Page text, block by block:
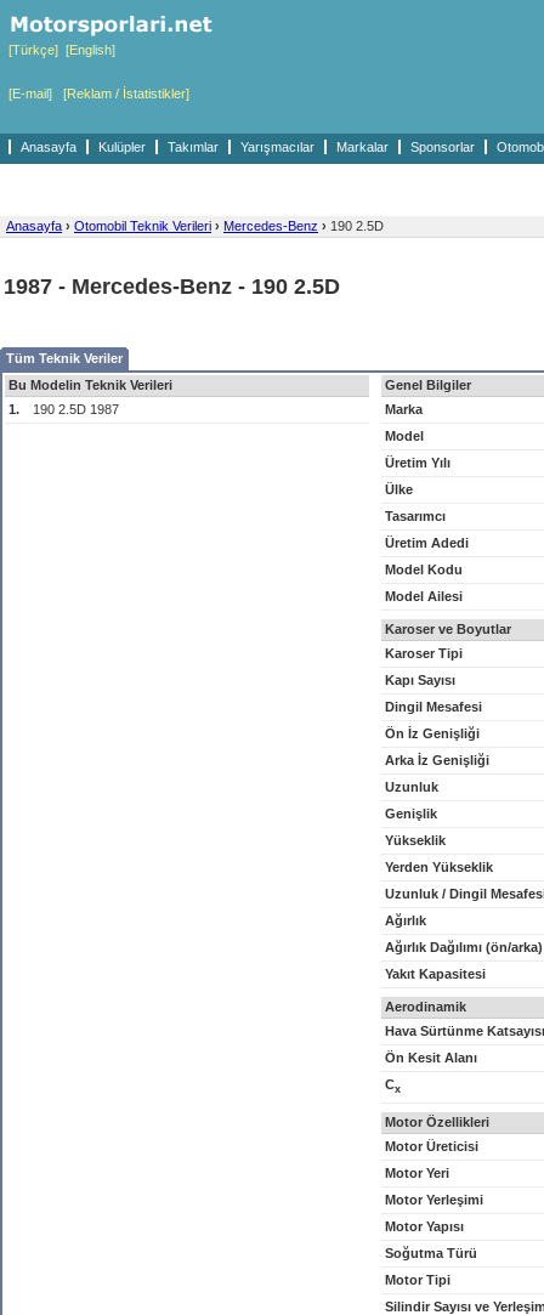
[Türkçe] [English]
[E-mail] [Reklam / İstatistikler]
Anasayfa Kulüpler Takımlar Yarışmacılar Markalar Sponsorlar
Anasayfa › Otomobil Teknik Verileri › Mercedes-Benz › 190 2.5D
1987 - Mercedes-Benz - 190 2.5D
Tüm Teknik Veriler
Bu Modelin Teknik Verileri
1.
190 2.5D 1987
Genel Bilgiler
Marka
Model
Üretim Yılı
Ülke
Tasarımcı
Üretim Adedi
Model Kodu
Model Ailesi
Karoser ve Boyutlar
Karoser Tipi
Kapı Sayısı
Dingil Mesafesi
Ön İz Genişliği
Arka İz Genişliği
Uzunluk
Genişlik
Yükseklik
Yerden Yükseklik
Uzunluk / Dingil
Ağırlık
Ağırlık Dağılımı (ön/arka)
Yakıt Kapasitesi
Aerodinamik
Hava Sürtünme Katsayısı
Ön Kesit Alanı
Cx
Motor Özellikleri
Motor Üreticisi
Motor Yeri
Motor Yerleşimi
Motor Yapısı
Soğutma Türü
Motor Tipi
Silindir Sayısı ve